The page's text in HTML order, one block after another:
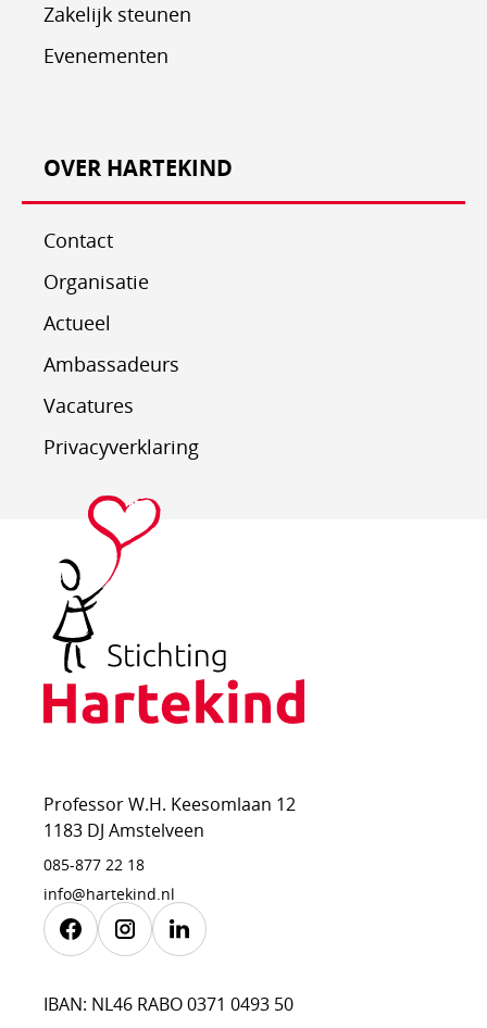
Zakelijk steunen
Evenementen
OVER HARTEKIND
Contact
Organisatie
Actueel
Ambassadeurs
Vacatures
Privacyverklaring
Professor W.H. Keesomlaan 12
1183 DJ Amstelveen
085-877 22 18
info@hartekind.nl
FacebookInstagramLinkedin
IBAN: NL46 RABO 0371 0493 50